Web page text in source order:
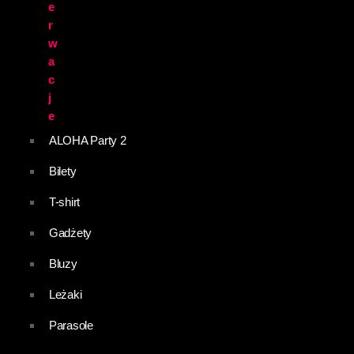
e
r
w
a
c
j
e
ALOHA Party 2
Bilety
T-shirt
Gadżety
Bluzy
Leżaki
Parasole